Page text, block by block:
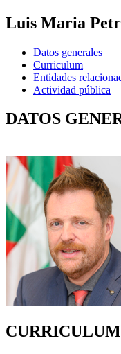
Luis Maria
Datos generales
Curriculum
Entidades
Actividad pública
DATOS
CURRICULUM